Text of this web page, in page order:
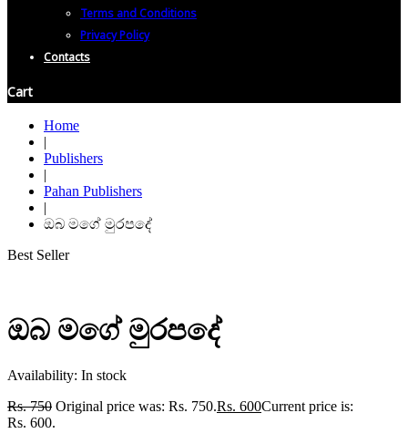
Terms and Conditions
Privacy Policy
Contacts
Cart
Home
|
Publishers
|
Pahan Publishers
|
ඔබ මගේ මුරපදේ
Best Seller
ඔබ මගේ මුරපදේ
Availability: In stock
Rs.750 Original price was: Rs. 750.Rs. 600Current price is:
Rs. 600.